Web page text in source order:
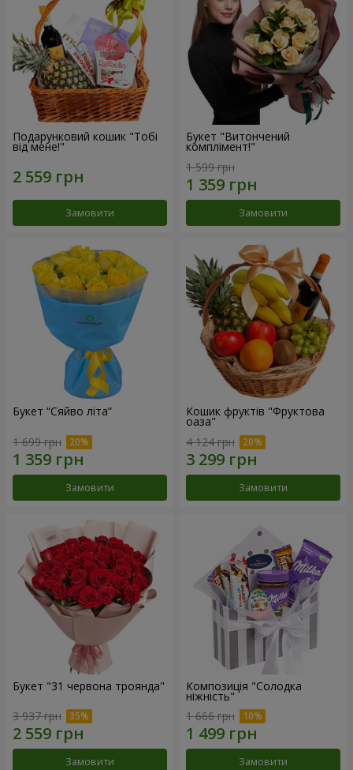
Подарунковий кошик "Тобі
від мене!"
Замовити
Букет "Витончений
комплімент!"
1 599 грн
Замовити
Букет “Сяйво літа”
1 699 грн
Замовити
Кошик фруктів "Фруктова
оаза"
4 124 грн
Замовити
Букет "31 червона троянда"
3 937 грн
Замовити
Композиція "Солодка
ніжність"
1 666 грн
Замовити